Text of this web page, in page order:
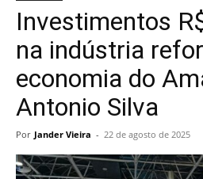
Investimentos
na indústria
economia do
Antonio Silva
Por Jander Vieira - 22 de agosto de 2025